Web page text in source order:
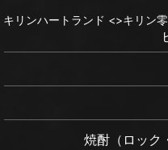
キリンハートランド <>キリン
焼酎（ロック